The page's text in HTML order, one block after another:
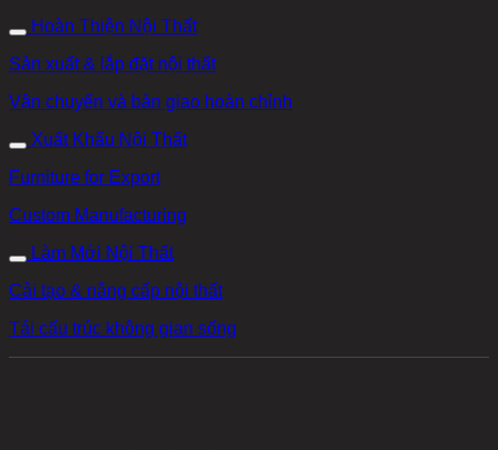
Hoàn Thiện Nội Thất
Sản xuất & lắp đặt nội thất
Vận chuyển và bàn giao hoàn chỉnh
Xuất Khẩu Nội Thất
Furniture for Export
Custom Manufacturing
Làm Mới Nội Thất
Cải tạo & nâng cấp nội thất
Tái cấu trúc không gian sống